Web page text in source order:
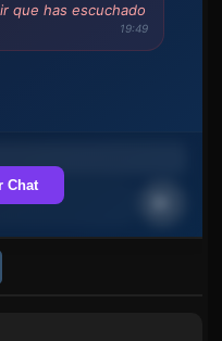
que has escuchado
19:49
Chat